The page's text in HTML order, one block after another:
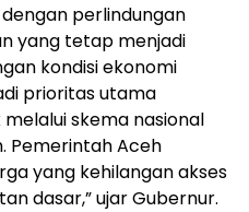
perlindungan
yang tetap menjadi
kondisi ekonomi
prioritas utama
skema nasional
Pemerintah Aceh
yang kehilangan akses
dasar,” ujar Gubernur.